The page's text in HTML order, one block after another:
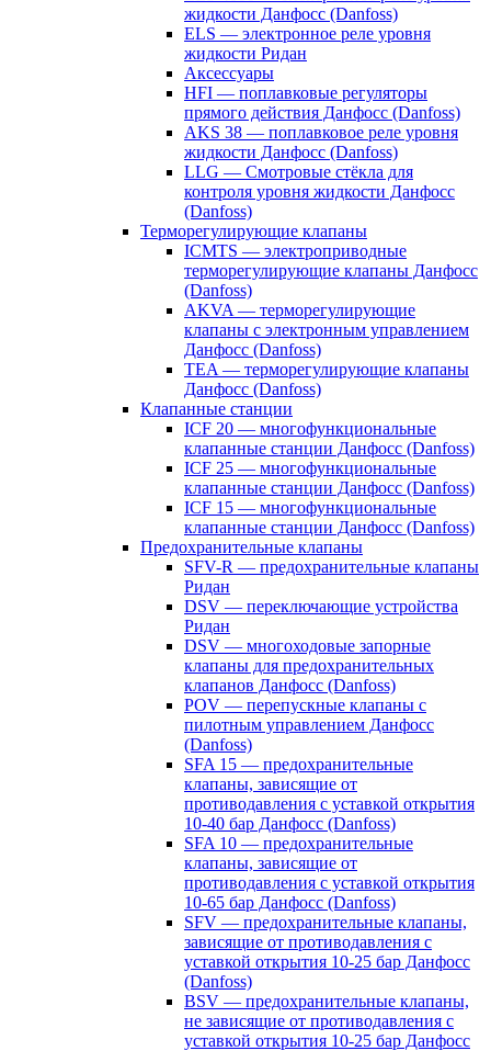
жидкости Данфосс (Danfoss)
ELS — электронное реле уровня
жидкости Ридан
Аксессуары
HFI — поплавковые регуляторы
прямого действия Данфосс (Danfoss)
AKS 38 — поплавковое реле уровня
жидкости Данфосс (Danfoss)
LLG — Смотровые стёкла для
контроля уровня жидкости Данфосс
(Danfoss)
Терморегулирующие клапаны
ICMTS — электроприводные
терморегулирующие клапаны Данфосс
(Danfoss)
AKVA — терморегулирующие
клапаны с электронным управлением
Данфосс (Danfoss)
TEA — терморегулирующие клапаны
Данфосс (Danfoss)
Клапанные станции
ICF 20 — многофункциональные
клапанные станции Данфосс (Danfoss)
ICF 25 — многофункциональные
клапанные станции Данфосс (Danfoss)
ICF 15 — многофункциональные
клапанные станции Данфосс (Danfoss)
Предохранительные клапаны
SFV-R — предохранительные клапаны
Ридан
DSV — переключающие устройства
Ридан
DSV — многоходовые запорные
клапаны для предохранительных
клапанов Данфосс (Danfoss)
POV — перепускные клапаны с
пилотным управлением Данфосс
(Danfoss)
SFA 15 — предохранительные
клапаны, зависящие от
противодавления с уставкой открытия
10-40 бар Данфосс (Danfoss)
SFA 10 — предохранительные
клапаны, зависящие от
противодавления с уставкой открытия
10-65 бар Данфосс (Danfoss)
SFV — предохранительные клапаны,
зависящие от противодавления с
уставкой открытия 10-25 бар Данфосс
(Danfoss)
BSV — предохранительные клапаны,
не зависящие от противодавления с
уставкой открытия 10-25 бар Данфосс